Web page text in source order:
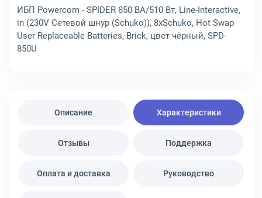
ИБП Powercom - SPIDER 850 ВА/510 Вт, Line-Interactive,
in (230V Сетевой шнур (Schuko)), 8xSchuko, Hot Swap
User Replaceable Batteries, Brick, цвет чёрный, SPD-
850U
Описание Характеристики
Отзывы Поддержка
Оплата и доставка Руководство